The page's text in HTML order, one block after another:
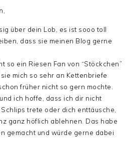
über dein Lob, es ist sooo toll
dass sie meinen Blog gerne
so ein Riesen Fan von “Stöckchen”
mich so sehr an Kettenbriefe
früher nicht so gern mochte.
ich hoffe, dass ich dir nicht
trete oder dich enttäusche,
ganz höflich ablehnen. Das habe
gemacht und würde gerne dabei